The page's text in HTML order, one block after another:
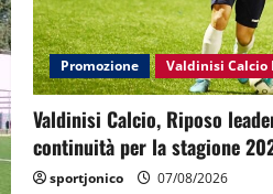
Promozione Valdinisi Calcio
Valdinisi Calcio, Riposo
continuità per la stagione
sportjonico 07/08/2026